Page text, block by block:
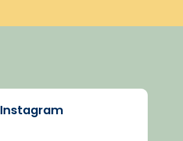
Instagram